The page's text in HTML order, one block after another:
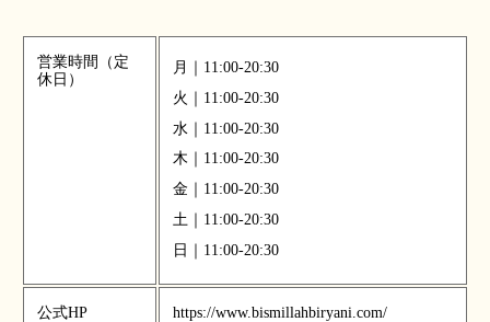
営業時間（定
休日）
月｜11:00-20:30
火｜11:00-20:30
水｜11:00-20:30
木｜11:00-20:30
金｜11:00-20:30
土｜11:00-20:30
日｜11:00-20:30
公式HP https://www.bismillahbiryani.com/